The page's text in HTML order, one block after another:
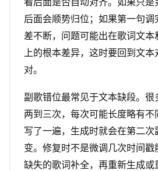
后面会顺势归位；如果第一句调
差不断，问题可能出在歌词文
上的根本差异，这时要回到文
对。
副歌错位最常见于文本缺段。很
两到三次，每次可能长度略有不
写了一遍，生成时就会在第二
变。修复时不是微调几次时间
缺失的歌词补全，再重新生成或